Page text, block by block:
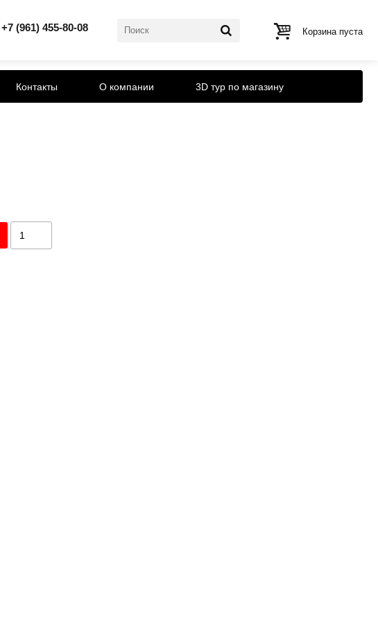
Корзина пуста
+7 (961) 455-80-08
Контакты О компании 3D тур по магазину